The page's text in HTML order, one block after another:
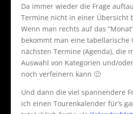
Da immer wieder die Frage
Termine nicht in einer Übersicht
Wenn man rechts auf das
bekommt man eine tabellarische
nächsten Termine (Agenda), die
Auswahl von Kategorien und/
noch verfeinern kann 🙂
Und dann die viel spannendere
ich einen Tourenkalender für’s